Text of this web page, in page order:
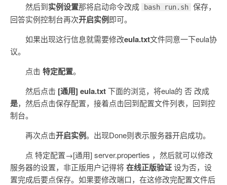
然后到实例设置那将启动命令改成 bash run.sh 保存，
回答实例控制台再次开启实例即可。
如果出现这行信息就需要修改eula.txt文件同意一下eula协
议。
点击 特定配置。
然后点击 [通用] eula.txt下面的浏览，将eula的 否 改成
是，然后点击保存配置，接着点击回到配置文件列表，回到控
制台。
再次点击开启实例。出现Done则表示服务器开启成功。
点 特定配置→[通用] server.properties ，然后就可以修改
服务器的设置，非正版用户记得将在线正版验证设为否，设
置完成后要点保存。如果要修改端口，在这修改完配置文件后